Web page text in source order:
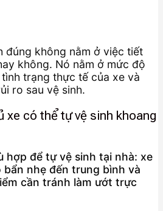
đúng không nằm ở việc tiết
không. Nó nằm ở mức độ
trạng thực tế của xe và
ro sau vệ sinh.
xe có thể tự vệ sinh khoang
hợp để tự vệ sinh tại nhà: xe
bẩn nhẹ đến trung bình và
cần tránh làm ướt trực